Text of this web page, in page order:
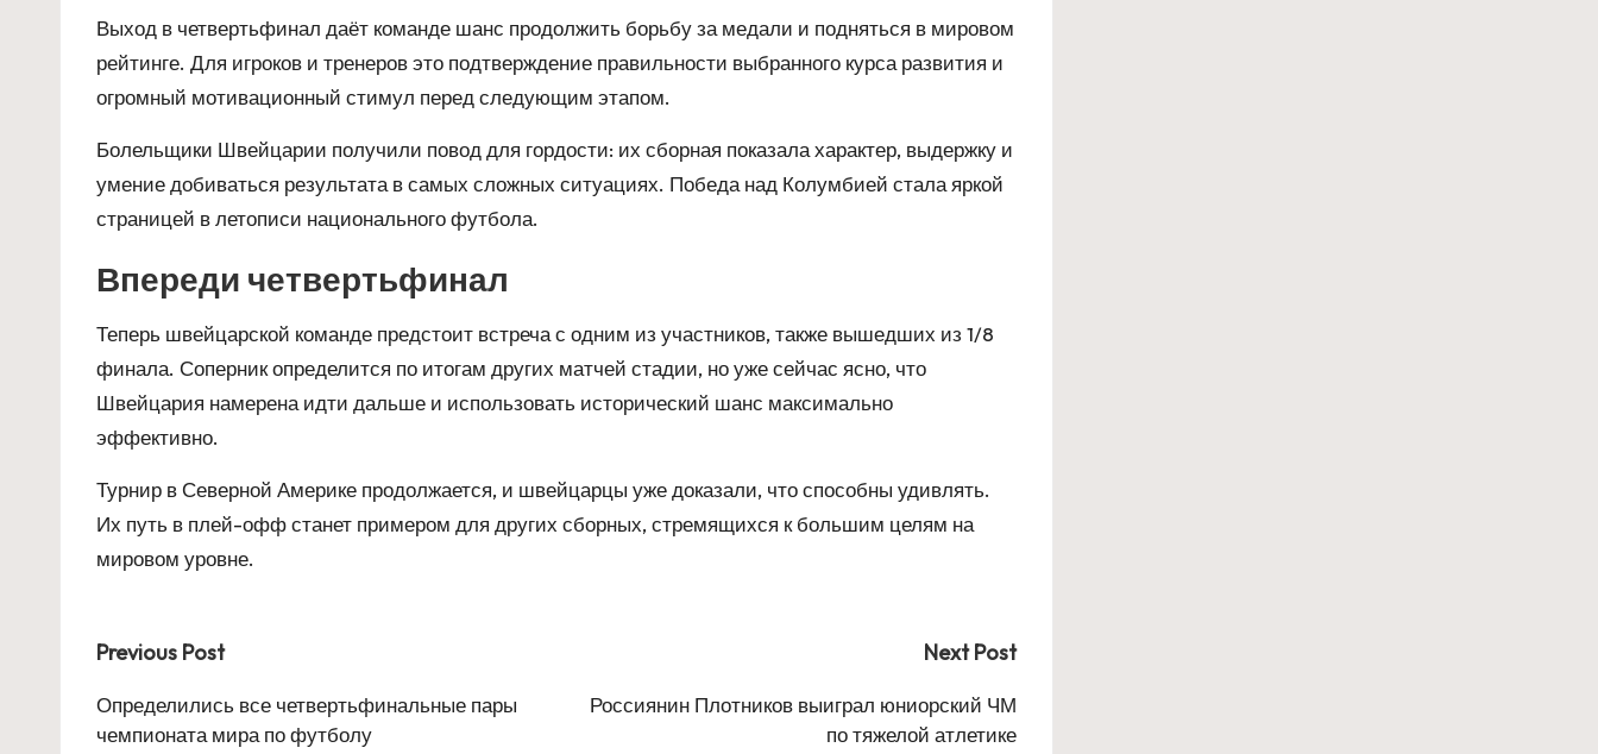
Выход в четвертьфинал даёт команде шанс продолжить борьбу за медали и подняться в мировом
рейтинге. Для игроков и тренеров это подтверждение правильности выбранного курса развития и
огромный мотивационный стимул перед следующим этапом.
Болельщики Швейцарии получили повод для гордости: их сборная показала характер, выдержку и
умение добиваться результата в самых сложных ситуациях. Победа над Колумбией стала яркой
страницей в летописи национального футбола.
Впереди четвертьфинал
Теперь швейцарской команде предстоит встреча с одним из участников, также вышедших из 1/8
финала. Соперник определится по итогам других матчей стадии, но уже сейчас ясно, что
Швейцария намерена идти дальше и использовать исторический шанс максимально
эффективно.
Турнир в Северной Америке продолжается, и швейцарцы уже доказали, что способны удивлять.
Их путь в плей-офф станет примером для других сборных, стремящихся к большим целям на
мировом уровне.
Post
navigation
Previous Post
Определились все четвертьфинальные пары
чемпионата мира по футболу
Next Post
Россиянин Плотников выиграл юниорский ЧМ
по тяжелой атлетике